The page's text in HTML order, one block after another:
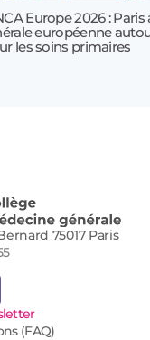
Europe 2026 : Paris
européenne
les soins primaires
75017 Paris
(FAQ)